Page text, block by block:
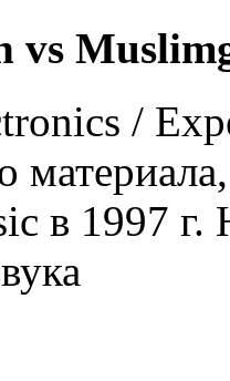
vs
/
в 1997 г.